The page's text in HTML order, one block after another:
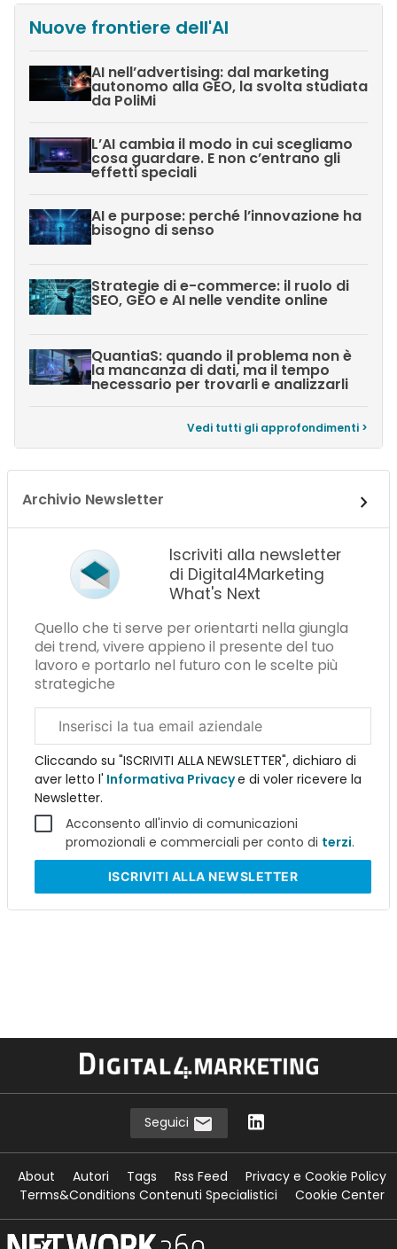
Nuove frontiere dell'AI
AI nell’advertising: dal marketing
autonomo alla GEO, la svolta studiata
da PoliMi
L’AI cambia il modo in cui scegliamo
cosa guardare. E non c’entrano gli
effetti speciali
AI e purpose: perché l’innovazione ha
bisogno di senso
Strategie di e-commerce: il ruolo di
SEO, GEO e AI nelle vendite online
QuantiaS: quando il problema non è
la mancanza di dati, ma il tempo
necessario per trovarli e analizzarli
Vedi tutti gli approfondimenti >
Archivio Newsletter
Iscriviti alla newsletter
di Digital4Marketing
What's Next
Quello che ti serve per orientarti nella giungla
dei trend, vivere appieno il presente del tuo
lavoro e portarlo nel futuro con le scelte più
strategiche
aziendale
Cliccando su "ISCRIVITI ALLA NEWSLETTER", dichiaro di
aver letto l' Informativa Privacye di voler ricevere la
Newsletter.
Acconsento all'invio di comunicazioni
promozionali e commerciali per conto di terzi.
ISCRIVITI ALLA NEWSLETTER
Seguici
About Autori Tags Rss Feed
Privacy e Cookie Policy
Terms&Conditions Contenuti Specialistici
Cookie Center